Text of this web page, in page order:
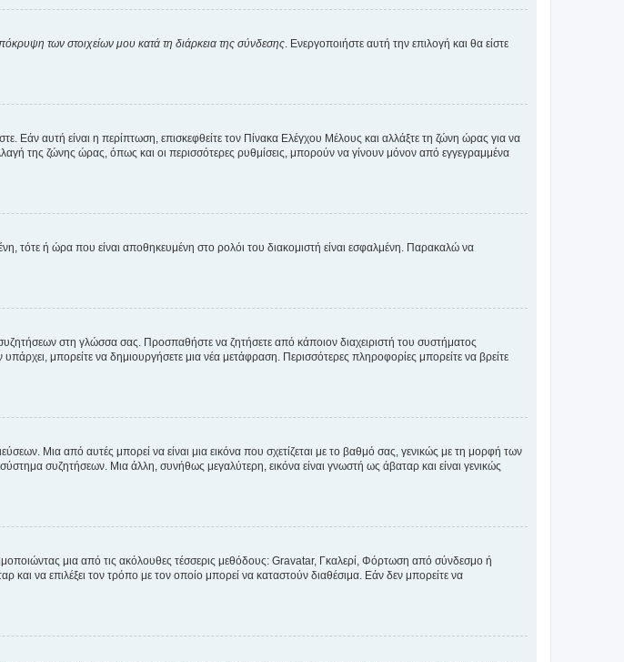
των στοιχείων μου κατά τη διάρκεια της σύνδεσης . Ενεργοποιήστε αυτή την επιλογή και θα είστε
Εάν αυτή είναι η περίπτωση, επισκεφθείτε τον Πίνακα Ελέγχου Μέλους και αλλάξτε τη ζώνη ώρας για να
της ζώνης ώρας, όπως και οι περισσότερες ρυθμίσεις, μπορούν να γίνουν μόνον από εγγεγραμμένα
τότε ή ώρα που είναι αποθηκευμένη στο ρολόι του διακομιστή είναι εσφαλμένη. Παρακαλώ να
συζητήσεων στη γλώσσα σας. Προσπαθήστε να ζητήσετε από κάποιον διαχειριστή του συστήματος
μπορείτε να δημιουργήσετε μια νέα μετάφραση. Περισσότερες πληροφορίες μπορείτε να βρείτε
Μια από αυτές μπορεί να είναι μια εικόνα που σχετίζεται με το βαθμό σας, γενικώς με τη μορφή των
συζητήσεων. Μια άλλη, συνήθως μεγαλύτερη, εικόνα είναι γνωστή ως άβαταρ και είναι γενικώς
μια από τις ακόλουθες τέσσερις μεθόδους: Gravatar, Γκαλερί, Φόρτωση από σύνδεσμο ή
να επιλέξει τον τρόπο με τον οποίο μπορεί να καταστούν διαθέσιμα. Εάν δεν μπορείτε να